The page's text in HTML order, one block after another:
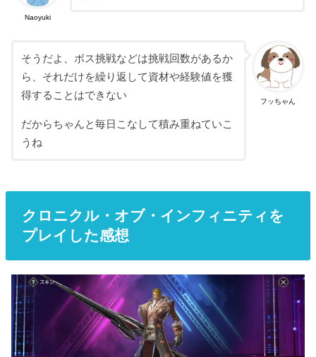
Naoyuki
フッちゃん
そうだよ、ボス挑戦などは挑戦回数があるか
ら、それだけを繰り返して資材や経験値を獲
得することはできない
だからちゃんと毎日こなして積み重ねていこ
うね
クロニクル・オブ・インフィニティを
プレイした感想